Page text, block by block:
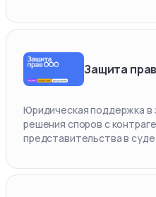
Защита
Юридическая поддержка
решения споров с
представительства в суде